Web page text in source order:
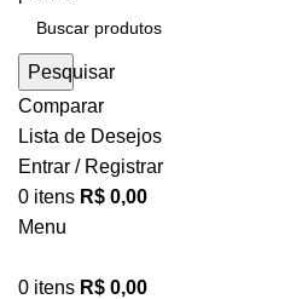
Pesquisar
Comparar
Lista de Desejos
Entrar / Registrar
0 itens R$ 0,00
Menu
0 itens R$ 0,00